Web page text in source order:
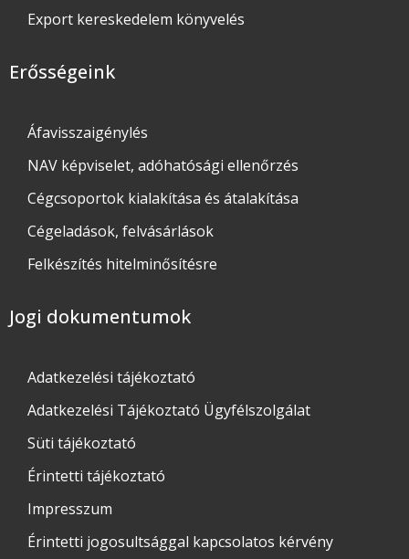
Export kereskedelem könyvelés
Erősségeink
Áfavisszaigénylés
NAV képviselet, adóhatósági ellenőrzés
Cégcsoportok kialakítása és átalakítása
Cégeladások, felvásárlások
Felkészítés hitelminősítésre
Jogi dokumentumok
Adatkezelési tájékoztató​
Adatkezelési Tájékoztató Ügyfélszolgálat
Süti tájékoztató
Érintetti tájékoztató
Impresszum
Érintetti jogosultsággal kapcsolatos kérvény